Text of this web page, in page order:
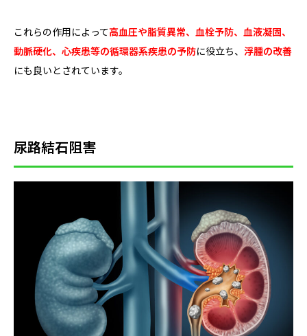
これらの作用によって高血圧や脂質異常、血栓予防、血液凝固、
動脈硬化、心疾患等の循環器系疾患の予防に役立ち、 浮腫の改善
にも良いとされています。
尿路結石阻害